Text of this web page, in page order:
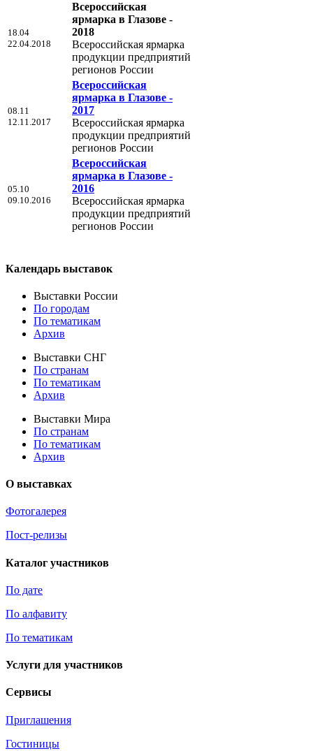
18.04
22.04.2018
Всероссийская
ярмарка в Глазове -
2018
Всероссийская ярмарка
продукции предприятий
регионов России
08.11
12.11.2017
Всероссийская
ярмарка в Глазове -
2017
Всероссийская ярмарка
продукции предприятий
регионов России
05.10
09.10.2016
Всероссийская
ярмарка в Глазове -
2016
Всероссийская ярмарка
продукции предприятий
регионов России
Календарь выставок
Выставки России
По городам
По тематикам
Архив
Выставки СНГ
По странам
По тематикам
Архив
Выставки Мира
По странам
По тематикам
Архив
О выставках
Фотогалерея
Пост-релизы
Каталог участников
По дате
По алфавиту
По тематикам
Услуги для участников
Сервисы
Приглашения
Гостиницы